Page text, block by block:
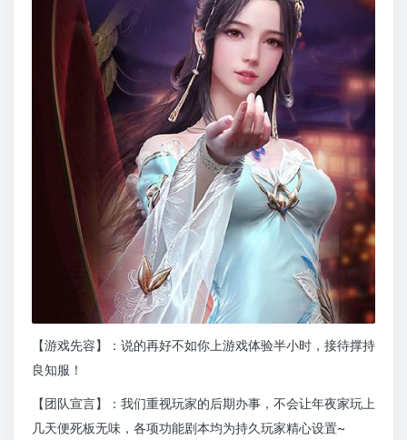
【游戏先容】：说的再好不如你上游戏体验半小时，接待撑持
良知服！
【团队宣言】：我们重视玩家的后期办事，不会让年夜家玩上
几天便死板无味，各项功能剧本均为持久玩家精心设置~